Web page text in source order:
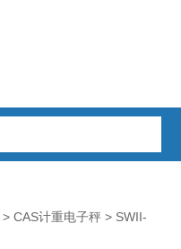
>CAS计重电子秤 > SWII-